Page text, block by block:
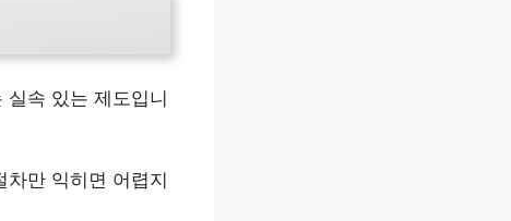
속 있는 제도입니
차만 익히면 어렵지